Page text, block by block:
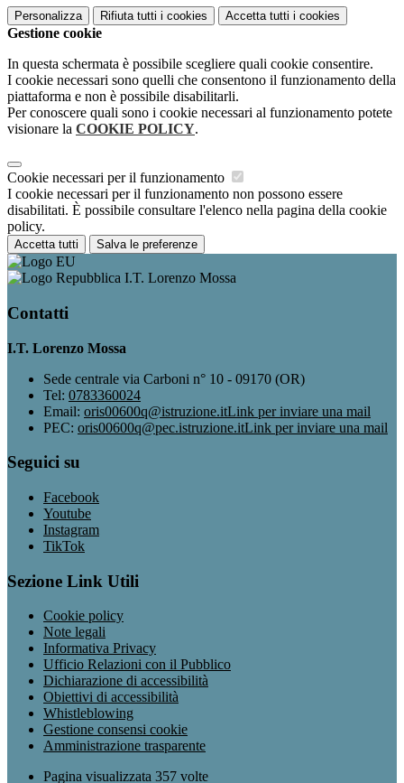
Personalizza Rifiuta tutti i cookies Accetta tutti i cookies
Gestione cookie
In questa schermata è possibile scegliere quali cookie consentire.
I cookie necessari sono quelli che consentono il funzionamento della
piattaforma e non è possibile disabilitarli.
Per conoscere quali sono i cookie necessari al funzionamento potete
visionare la COOKIE POLICY.
Cookie necessari per il funzionamento
I cookie necessari per il funzionamento non possono essere
disabilitati. È possibile consultare l'elenco nella pagina della cookie
policy.
Accetta tutti Salva le preferenze
I.T. Lorenzo Mossa
Contatti
I.T. Lorenzo Mossa
Sede centrale via Carboni n° 10 - 09170 (OR)
Tel: 0783360024
Email: oris00600q@istruzione.itLink per inviare una mail
PEC: oris00600q@pec.istruzione.itLink per inviare una mail
Seguici su
Facebook
Youtube
Instagram
TikTok
Sezione Link Utili
Cookie policy
Note legali
Informativa Privacy
Ufficio Relazioni con il Pubblico
Dichiarazione di accessibilità
Obiettivi di accessibilità
Whistleblowing
Gestione consensi cookie
Amministrazione trasparente
Pagina visualizzata 357 volte